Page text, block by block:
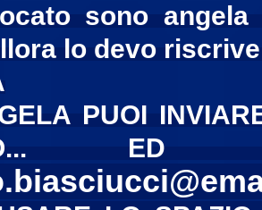
sono
lo devo
PUOI
ED